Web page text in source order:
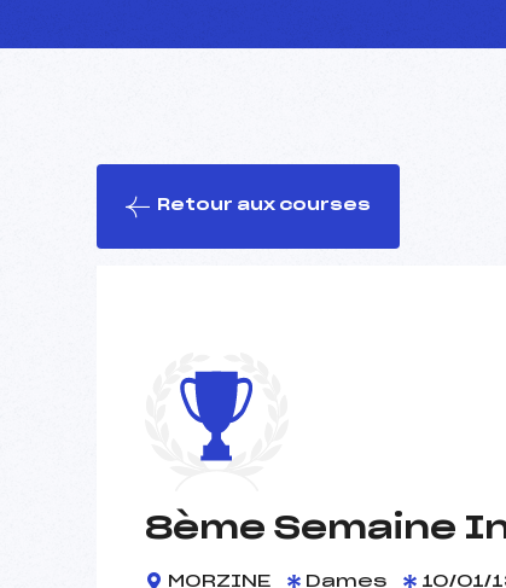
Retour aux courses
8ème Semaine
MORZINE Dames 10/01/